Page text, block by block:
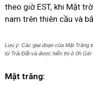
theo giờ EST, khi Mặt
nam trên thiên cầu và
Lưu ý: Các giai đoạn của Mặt Trăng
từ Trái Đất và được hiển thị ở 0h Giờ
Mặt trăng: